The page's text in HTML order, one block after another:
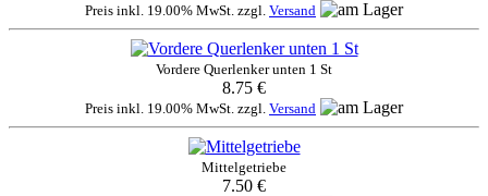
Preis inkl. 19.00% MwSt. zzgl. Versand
Vordere Querlenker unten 1 St
8.75 €
Preis inkl. 19.00% MwSt. zzgl. Versand
Mittelgetriebe
7.50 €